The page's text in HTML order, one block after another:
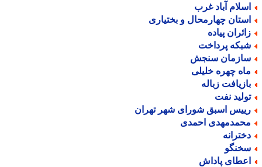
آباد غرب
چهارمحال و بختیاری
پیاده
پرداخت
سنجش
چهره خلیلی
زباله
نفت
اسبق شورای شهر تهران
احمدی
پاداش